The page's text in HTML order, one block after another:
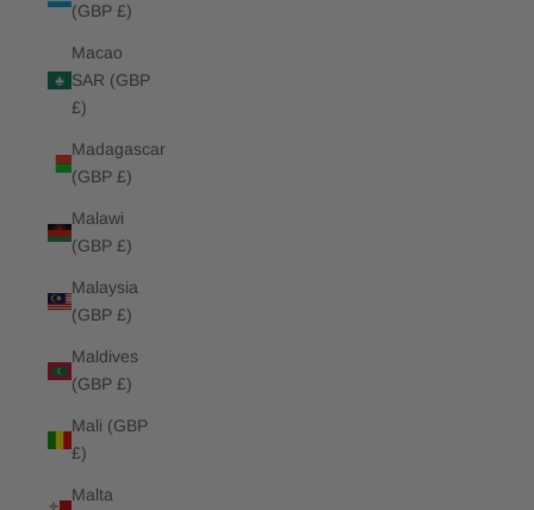
(GBP £)
Macao
SAR (GBP
£)
Madagascar
(GBP £)
Malawi
(GBP £)
Malaysia
(GBP £)
Maldives
(GBP £)
Mali (GBP
£)
Malta